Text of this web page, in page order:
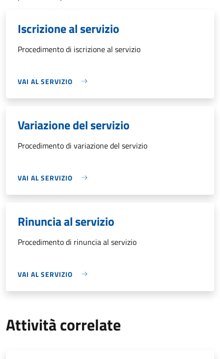
Iscrizione al servizio
Procedimento di iscrizione al servizio
VAI AL SERVIZIO
Variazione del servizio
Procedimento di variazione del servizio
VAI AL SERVIZIO
Rinuncia al servizio
Procedimento di rinuncia al servizio
VAI AL SERVIZIO
Attività correlate